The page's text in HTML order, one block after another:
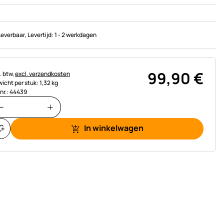
, Levertijd:1 - 2 werkdagen
btw,excl. verzendkosten
per stuk: 1,32 kg
44439
99,90€
In winkelwagen